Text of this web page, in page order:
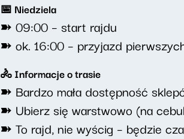
📅 Niedziela
➽ 09:00 – start rajdu
➽ ok. 16:00 – przyjazd
🚴 Informacje o trasie
➽ Bardzo mała dostępność
➽ Ubierz się warstwowo (na
➽ To rajd, nie wyścig – będzie